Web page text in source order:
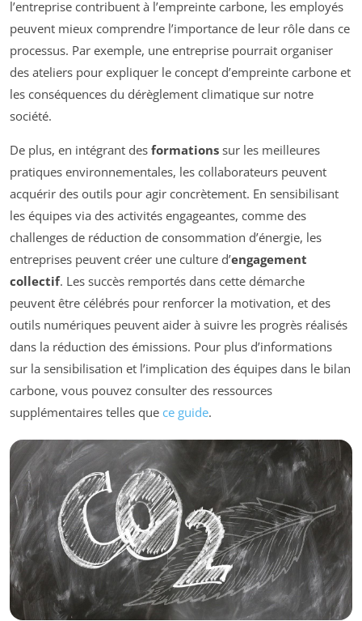
l’entreprise contribuent à l’empreinte carbone, les employés
peuvent mieux comprendre l’importance de leur rôle dans ce
processus. Par exemple, une entreprise pourrait organiser
des ateliers pour expliquer le concept d’empreinte carbone et
les conséquences du dérèglement climatique sur notre
société.
De plus, en intégrant des formations sur les meilleures
pratiques environnementales, les collaborateurs peuvent
acquérir des outils pour agir concrètement. En sensibilisant
les équipes via des activités engageantes, comme des
challenges de réduction de consommation d’énergie, les
entreprises peuvent créer une culture d’engagement
collectif. Les succès remportés dans cette démarche
peuvent être célébrés pour renforcer la motivation, et des
outils numériques peuvent aider à suivre les progrès réalisés
dans la réduction des émissions. Pour plus d’informations
sur la sensibilisation et l’implication des équipes dans le bilan
carbone, vous pouvez consulter des ressources
supplémentaires telles que ce guide.